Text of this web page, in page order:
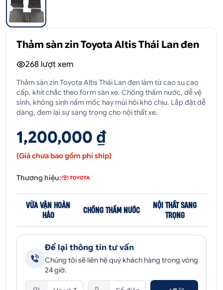
Thảm sàn zin Toyota Altis Thái Lan đen
268 lượt xem
Thảm sàn zin Toyota Altis Thái Lan đen làm từ cao su cao
cấp, khít chắc theo form sàn xe. Chống thấm nước, dễ vệ
sinh, không sinh nấm mốc hay mùi hôi khó chịu. Lắp đặt dễ
dàng, đem lại sự sang trọng cho nội thất xe.
1,200,000 ₫
(Giá chưa bao gồm phí ship)
Thương hiệu:
VỪA VẶN HOÀN
HẢO
CHỐNG THẤM NƯỚC
NỘI THẤT SANG
TRỌNG
Để lại thông tin tư vấn
Chúng tôi sẽ liên hệ quý khách hàng trong vòng
24 giờ.